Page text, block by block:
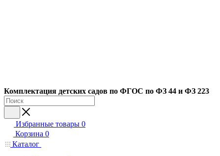
Комплектация детских садов по ФГОC по ФЗ 44 и ФЗ 223
Избранные товары 0
Корзина 0
Каталог